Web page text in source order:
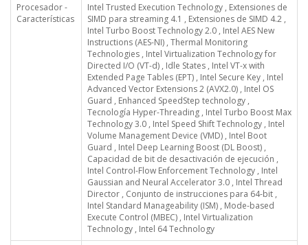
Procesador -
Características
Intel Trusted Execution Technology , Extensiones de
SIMD para streaming 4.1 , Extensiones de SIMD 4.2 ,
Intel Turbo Boost Technology 2.0 , Intel AES New
Instructions (AES-NI) , Thermal Monitoring
Technologies , Intel Virtualization Technology for
Directed I/O (VT-d) , Idle States , Intel VT-x with
Extended Page Tables (EPT) , Intel Secure Key , Intel
Advanced Vector Extensions 2 (AVX2.0) , Intel OS
Guard , Enhanced SpeedStep technology ,
Tecnología Hyper-Threading , Intel Turbo Boost Max
Technology 3.0 , Intel Speed Shift Technology , Intel
Volume Management Device (VMD) , Intel Boot
Guard , Intel Deep Learning Boost (DL Boost) ,
Capacidad de bit de desactivación de ejecución ,
Intel Control-Flow Enforcement Technology , Intel
Gaussian and Neural Accelerator 3.0 , Intel Thread
Director , Conjunto de instrucciones para 64-bit ,
Intel Standard Manageability (ISM) , Mode-based
Execute Control (MBEC) , Intel Virtualization
Technology , Intel 64 Technology